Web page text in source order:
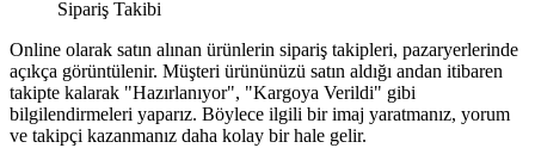
Sipariş Takibi
Online olarak satın alınan ürünlerin sipariş takipleri, pazaryerlerinde
açıkça görüntülenir. Müşteri ürününüzü satın aldığı andan itibaren
takipte kalarak "Hazırlanıyor", "Kargoya Verildi" gibi
bilgilendirmeleri yaparız. Böylece ilgili bir imaj yaratmanız, yorum
ve takipçi kazanmanız daha kolay bir hale gelir.